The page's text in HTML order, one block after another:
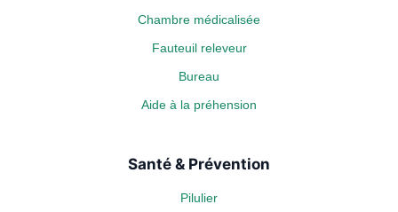
Chambre médicalisée
Fauteuil releveur
Bureau
Aide à la préhension
Santé & Prévention
Pilulier